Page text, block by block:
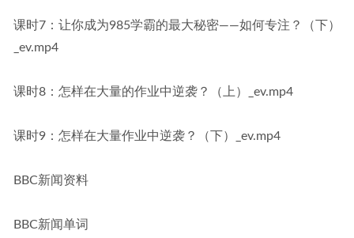
课时7：让你成为985学霸的最大秘密——如何专注？（下）
_ev.mp4
课时8：怎样在大量的作业中逆袭？（上）_ev.mp4
课时9：怎样在大量作业中逆袭？（下）_ev.mp4
BBC新闻资料
BBC新闻单词